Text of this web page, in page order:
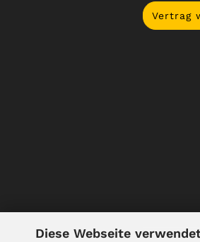
Diese Webseite
Vertrag